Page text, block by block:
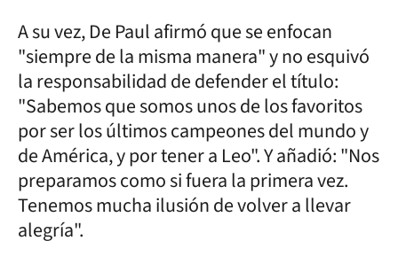
A su vez, De Paul afirmó que se enfocan
"siempre de la misma manera" y no esquivó
la responsabilidad de defender el título:
"Sabemos que somos unos de los favoritos
por ser los últimos campeones del mundo y
de América, y por tener a Leo". Y añadió: "Nos
preparamos como si fuera la primera vez.
Tenemos mucha ilusión de volver a llevar
alegría".